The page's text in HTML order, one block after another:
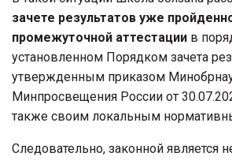
зачете результатов уже
промежуточной аттестации в
установленном Порядком зачета
утвержденным приказом
Минпросвещения России от
также своим локальным
Следовательно, законной является